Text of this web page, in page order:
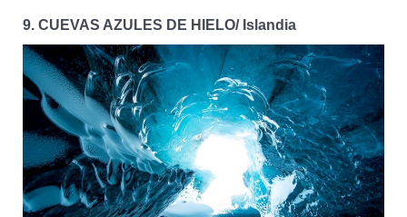
9. CUEVAS AZULES DE HIELO/ Islandia